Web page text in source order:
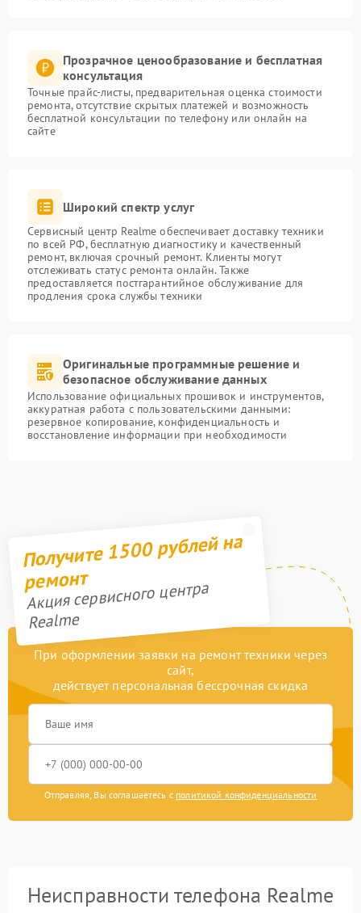
Прозрачное ценообразование и бесплатная
консультация
Точные прайс-листы, предварительная оценка стоимости
ремонта, отсутствие скрытых платежей и возможность
бесплатной консультации по телефону или онлайн на
сайте
Широкий спектр услуг
Сервисный центр Realme обеспечивает доставку техники
по всей РФ, бесплатную диагностику и качественный
ремонт, включая срочный ремонт. Клиенты могут
отслеживать статус ремонта онлайн. Также
предоставляется постгарантийное обслуживание для
продления срока службы техники
Оригинальные программные решение и
безопасное обслуживание данных
Использование официальных прошивок и инструментов,
аккуратная работа с пользовательскими данными:
резервное копирование, конфиденциальность и
восстановление информации при необходимости
Получите 1500 рублей на
ремонт
Акция сервисного центра
Realme
При оформлении заявки на ремонт техники через
сайт,
действует персональная бессрочная скидка
Отправляя, Вы соглашаетесь с политикой конфиденциальности
Неисправности телефона Realme